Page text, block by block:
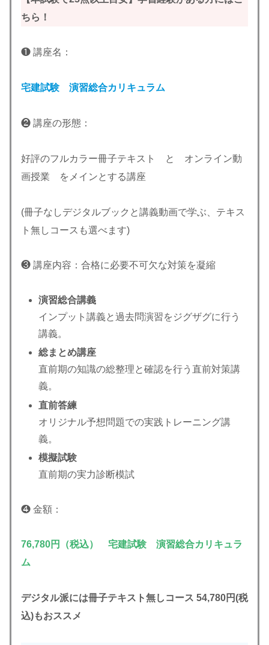
ちら！
❶ 講座名：
宅建試験 演習総合カリキュラム
❷ 講座の形態：
好評のフルカラー冊子テキスト と オンライン動
画授業 をメインとする講座
(冊子なしデジタルブックと講義動画で学ぶ、テキス
ト無しコースも選べます)
❸ 講座内容：合格に必要不可欠な対策を凝縮
演習総合講義
インプット講義と過去問演習をジグザグに行う
講義。
総まとめ講座
直前期の知識の総整理と確認を行う直前対策講
義。
直前答練
オリジナル予想問題での実践トレーニング講
義。
模擬試験
直前期の実力診断模試
❹ 金額：
76,780円（税込） 宅建試験 演習総合カリキュラ
ム
デジタル派には冊子テキスト無しコース 54,780円(税
込)もおススメ